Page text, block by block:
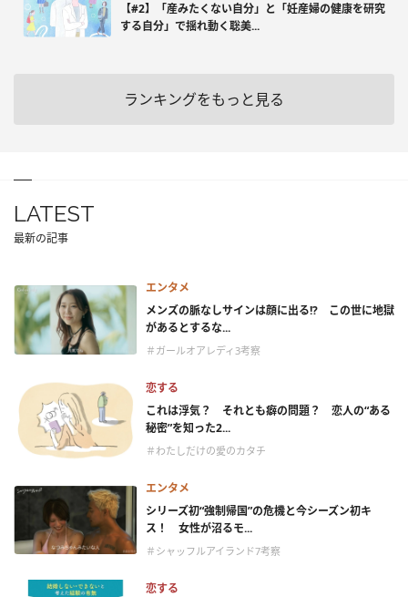
【#2】「産みたくない自分」と「妊産婦の健康を研究
する自分」で揺れ動く聡美...
ランキングをもっと見る
LATEST
最新の記事
エンタメ
メンズの脈なしサインは顔に出る!? この世に地獄
があるとするな...
＃ガールオアレディ3考察
恋する
これは浮気？ それとも癖の問題？ 恋人の“ある
秘密”を知った2...
＃わたしだけの愛のカタチ
エンタメ
シリーズ初“強制帰国”の危機と今シーズン初キ
ス！ 女性が沼るモ...
＃シャッフルアイランド7考察
恋する